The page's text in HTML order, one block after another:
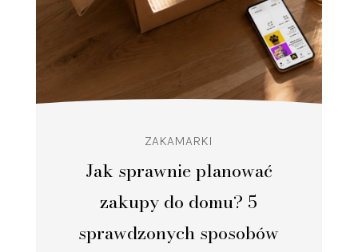
Jak sprawnie planować
zakupy do domu? 5
sprawdzonych sposobów
ZAKAMARKI